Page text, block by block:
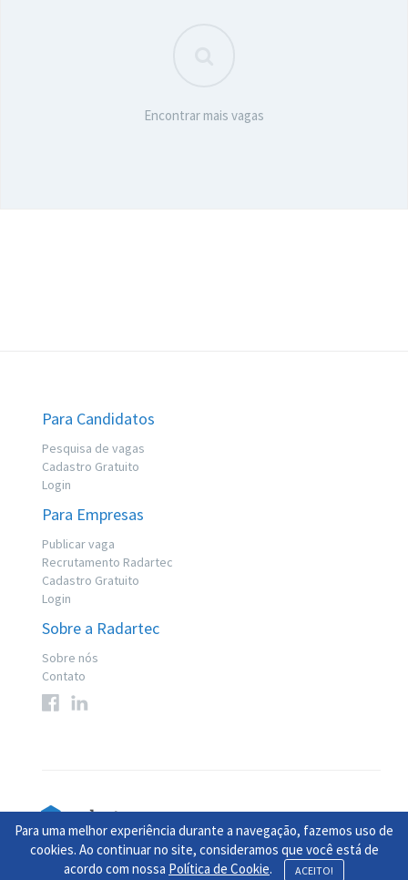
Para uma melhor experiência durante a navegação, fazemos uso de
cookies. Ao continuar no site, consideramos que você está de
acordo com nossa Política de Cookie. ACEITO!
Encontrar mais vagas
Para Candidatos
Pesquisa de vagas
Cadastro Gratuito
Login
Para Empresas
Publicar vaga
Recrutamento Radartec
Cadastro Gratuito
Login
Sobre a Radartec
Sobre nós
Contato
© 2017 Radartec. Todos os direitos reservados
Contamos com apoio doJooble